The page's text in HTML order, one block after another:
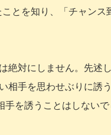
とを知り、「チャンス
絶対にしません。先述
相手を思わせぶりに誘
を誘うことはしない